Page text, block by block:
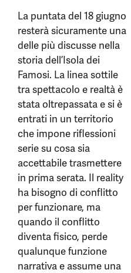
La puntata del 18 giugno
resterà sicuramente una
delle più discusse nella
storia dell’Isola dei
Famosi. La linea sottile
tra spettacolo e realtà è
stata oltrepassata e si è
entrati in un territorio
che impone riflessioni
serie su cosa sia
accettabile trasmettere
in prima serata. Il reality
ha bisogno di conflitto
per funzionare, ma
quando il conflitto
diventa fisico, perde
qualunque funzione
narrativa e assume una